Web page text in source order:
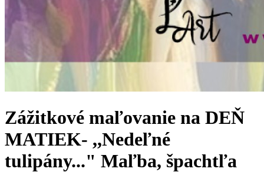
Zážitkové maľovanie na DEŇ
MATIEK- ,,Nedeľné
tulipány..." Maľba, špachtľa